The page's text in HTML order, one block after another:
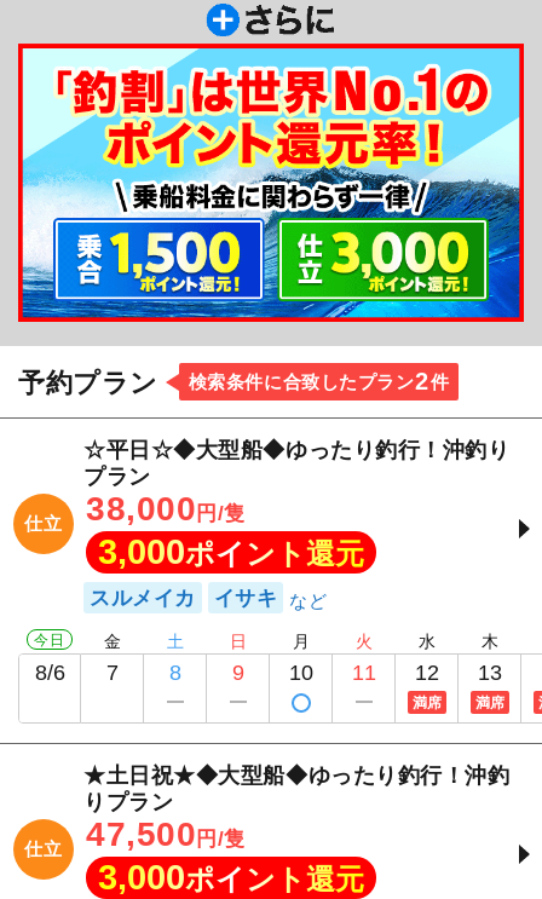
ています。お仲間内でぜひお気軽にご利用くださ
い！
予約プラン 検索条件に合致したプラン2件
仕立
☆平日☆◆大型船◆ゆったり釣行！沖釣り
プラン
38,000 円/隻
3,000ポイント還元
スルメイカ イサキ
今日
8/6
金
7
土
8
日
9
月
10
火
11
水
12
満席
木
13
満席
仕立
★土日祝★◆大型船◆ゆったり釣行！沖釣
りプラン
47,500 円/隻
3,000ポイント還元